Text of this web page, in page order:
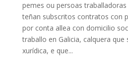
pemes ou persoas
teñan subscritos contratos con
por conta allea con domicilio
traballo en Galicia, calquera que
xurídica, e que...